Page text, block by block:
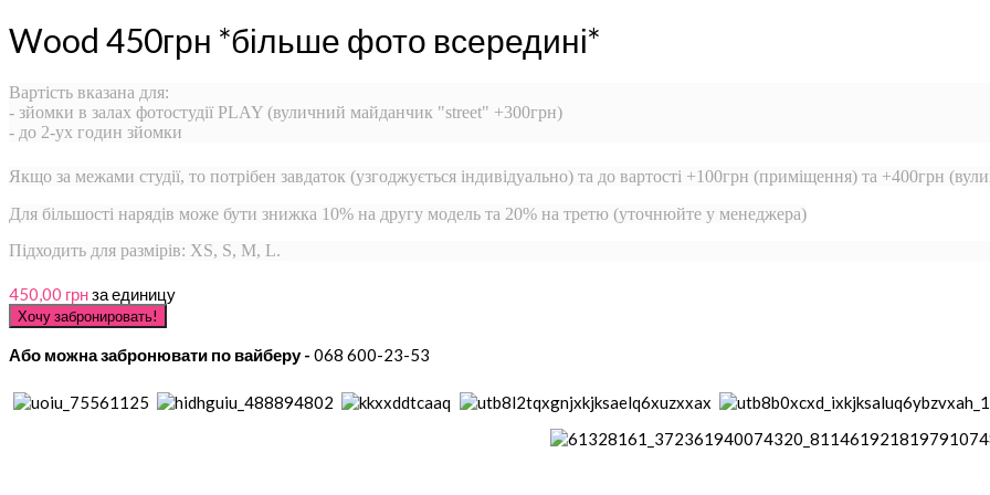
Wood 450грн *більше фото всередині*
Вартість вказана для:
- зйомки в залах фотостудії PLAY (вуличний майданчик "street" +300грн)
- до 2-ух годин зйомки
Якщо за межами студії, то потрібен завдаток (узгоджується індивідуально) та до вартості +100грн (приміщення) та +400грн
Для більшості нарядів може бути знижка 10% на другу модель та 20% на третю (уточнюйте у менеджера)
Підходить для размірів: XS, S, M, L.
450,00 грнза единицу
Або можна забронювати по вайберу - 068 600-23-53